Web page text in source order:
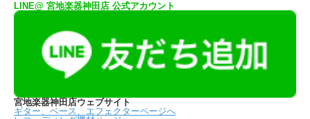
LINE@ 宮地楽器神田店 公式アカウント
宮地楽器神田店ウェブサイト
ギター、ベース、エフェクターページへ